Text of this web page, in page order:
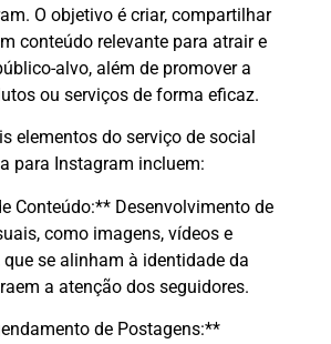
O objetivo é criar, compartilhar
conteúdo relevante para atrair e
alvo, além de promover a
ou serviços de forma eficaz.
elementos do serviço de social
para Instagram incluem:
Conteúdo:** Desenvolvimento de
como imagens, vídeos e
que se alinham à identidade da
a atenção dos seguidores.
de Postagens:**